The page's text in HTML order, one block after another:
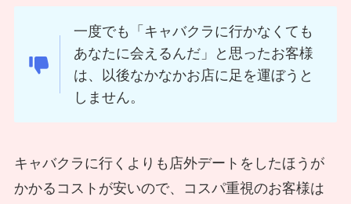
一度でも「キャバクラに行かなくても
あなたに会えるんだ」と思ったお客様
は、以後なかなかお店に足を運ぼうと
しません。
キャバクラに行くよりも店外デートをしたほうが
かかるコストが安いので、コスパ重視のお客様は